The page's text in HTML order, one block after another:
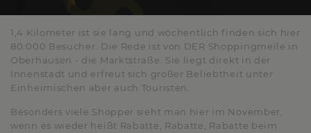
1,4 Kilometer ist sie lang und wöchentlich finden sich hier
80.000 Besucher. Die Rede ist von DER Shoppingmeile in
Oberhausen - die Marktstraße. Sie liegt direkt in der
Innenstadt und erfreut sich großer Beliebtheit unter
Einheimischen aber auch Touristen.
Besonders viele Shopper sieht man hier im November,
wenn es wieder heißt Rabatte, Rabatte, Rabatte beim